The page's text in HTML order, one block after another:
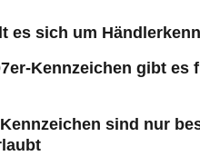
es sich um
Kennzeichen gibt es
sind nur